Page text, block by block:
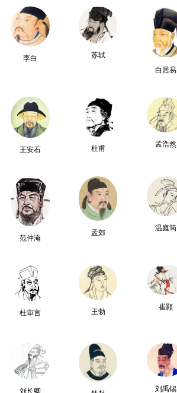
李白
苏轼
白居易
王安石 杜甫
孟浩然
范仲淹
孟郊
温庭筠
杜审言 王勃
崔颢
刘长卿 刘禹锡